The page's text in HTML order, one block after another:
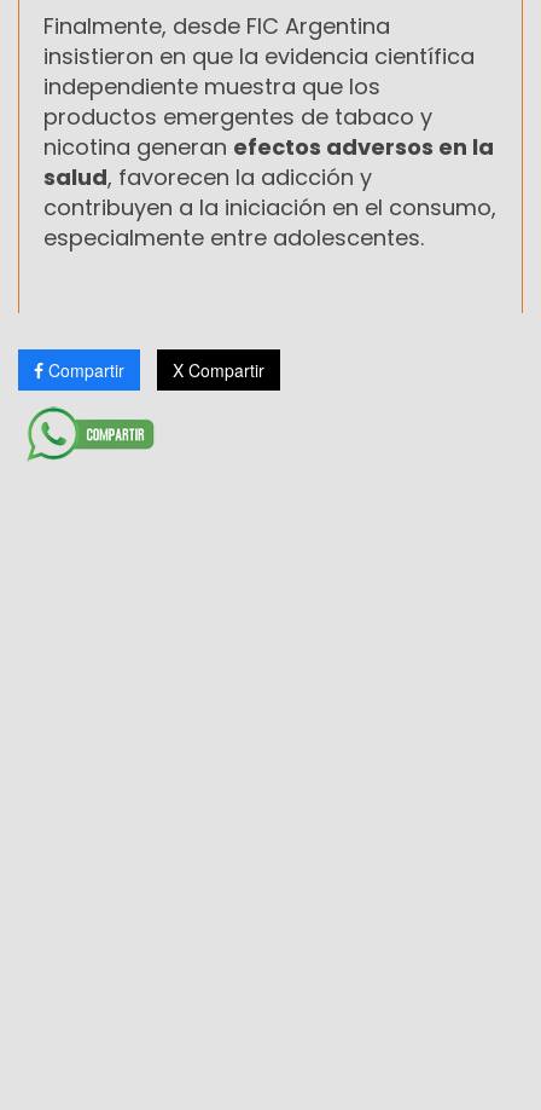
Finalmente, desde FIC Argentina
insistieron en que la evidencia científica
independiente muestra que los
productos emergentes de tabaco y
nicotina generan efectos adversos en la
salud, favorecen la adicción y
contribuyen a la iniciación en el consumo,
especialmente entre adolescentes.
Compartir X Compartir